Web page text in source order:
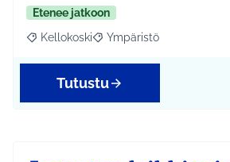
Etenee jatkoon
Rajaa tulokset aihepiirin mukaan:
Kellokoski Rajaa tulokset teeman
Ympäristö
Tutustu